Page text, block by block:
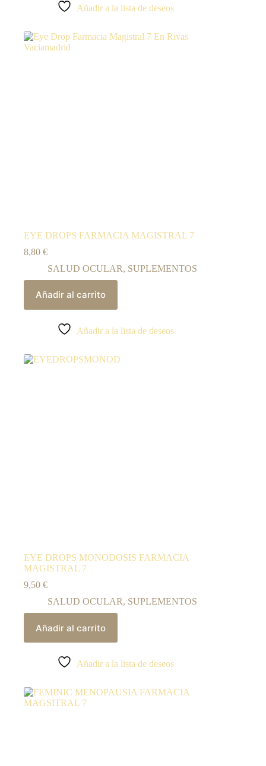
Añadir a la lista de deseos
EYE DROPS FARMACIA MAGISTRAL 7
8,80 €
SALUD OCULAR, SUPLEMENTOS
Añadir al carrito
Añadir a la lista de deseos
EYE DROPS MONODOSIS FARMACIA
MAGISTRAL 7
9,50 €
SALUD OCULAR, SUPLEMENTOS
Añadir al carrito
Añadir a la lista de deseos